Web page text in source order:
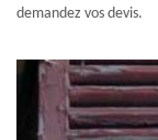
demandez vos devis.